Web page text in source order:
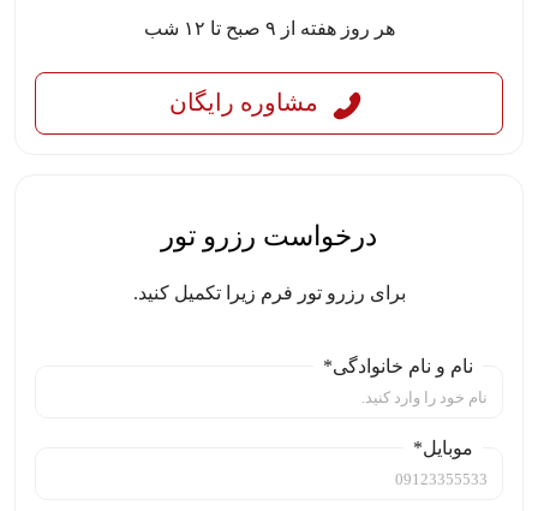
هر روز هفته از ۹ صبح تا ۱۲ شب
مشاوره رایگان
درخواست رزرو تور
برای رزرو تور فرم زیرا تکمیل کنید.
نام و نام خانوادگی*
موبایل*